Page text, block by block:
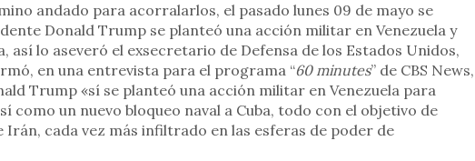
andado para acorralarlos, el pasado lunes 09 de mayo se
Donald Trump se planteó una acción militar en Venezuela y
así lo aseveró el exsecretario de Defensa de los Estados Unidos,
en una entrevista para el programa “60 minutes” de CBS News,
Trump «sí se planteó una acción militar en Venezuela para
como un nuevo bloqueo naval a Cuba, todo con el objetivo de
cada vez más infiltrado en las esferas de poder de